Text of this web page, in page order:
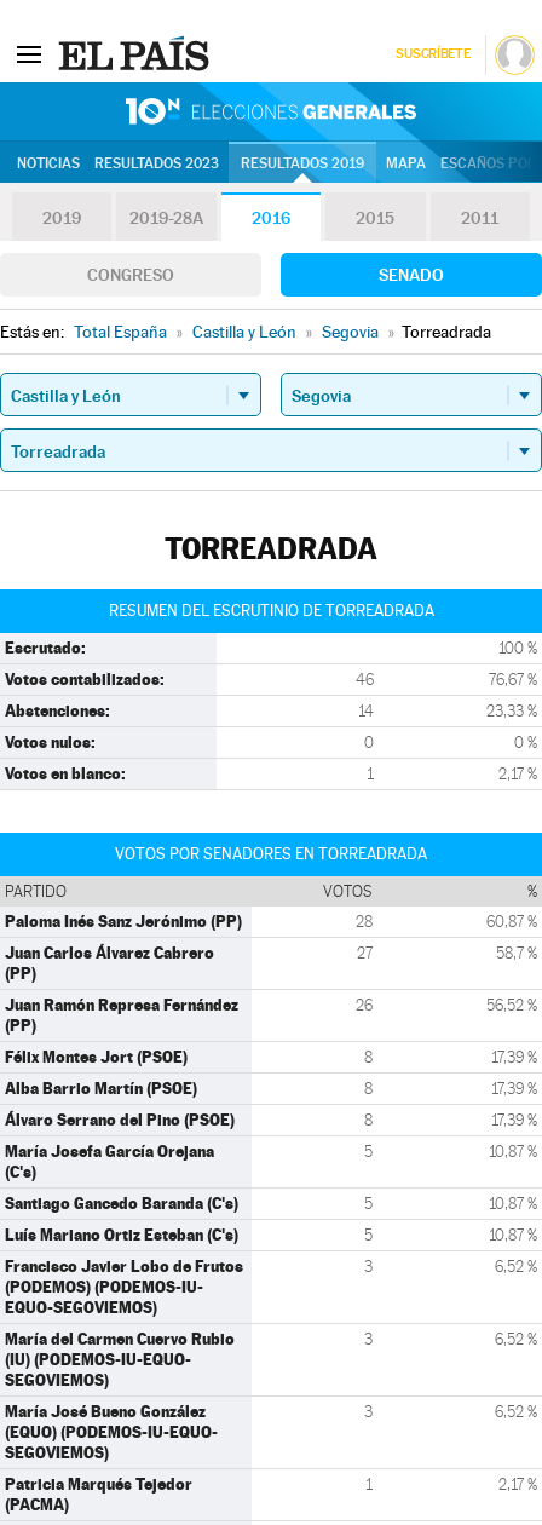
SUSCRÍBETE
NOTICIAS RESULTADOS 2023 RESULTADOS 2019 MAPA ESCAÑOS
2019 2019-28A 2016 2015 2011
CONGRESO SENADO
Estás en: Total España » Castilla y León » Segovia » Torreadrada
TORREADRADA
RESUMEN DEL ESCRUTINIO DE TORREADRADA
Escrutado: 100 %
Votos contabilizados: 46 76,67 %
Abstenciones: 14 23,33 %
Votos nulos: 0 0 %
Votos en blanco: 1 2,17 %
VOTOS POR SENADORES EN TORREADRADA
PARTIDO VOTOS %
Paloma Inés Sanz Jerónimo (PP) 28 60,87 %
Juan Carlos Álvarez Cabrero
(PP)
27 58,7 %
Juan Ramón Represa Fernández
(PP)
26 56,52 %
Félix Montes Jort (PSOE) 8 17,39 %
Alba Barrio Martín (PSOE) 8 17,39 %
Álvaro Serrano del Pino (PSOE) 8 17,39 %
María Josefa García Orejana
(C's)
5 10,87 %
Santiago Gancedo Baranda (C's) 5 10,87 %
Luís Mariano Ortiz Esteban (C's) 5 10,87 %
Francisco Javier Lobo de Frutos
(PODEMOS) (PODEMOS-IU-
EQUO-SEGOVIEMOS)
3 6,52 %
María del Carmen Cuervo Rubio
(IU) (PODEMOS-IU-EQUO-
SEGOVIEMOS)
3 6,52 %
María José Bueno González
(EQUO) (PODEMOS-IU-EQUO-
SEGOVIEMOS)
3 6,52 %
Patricia Marqués Tejedor
(PACMA)
1 2,17 %